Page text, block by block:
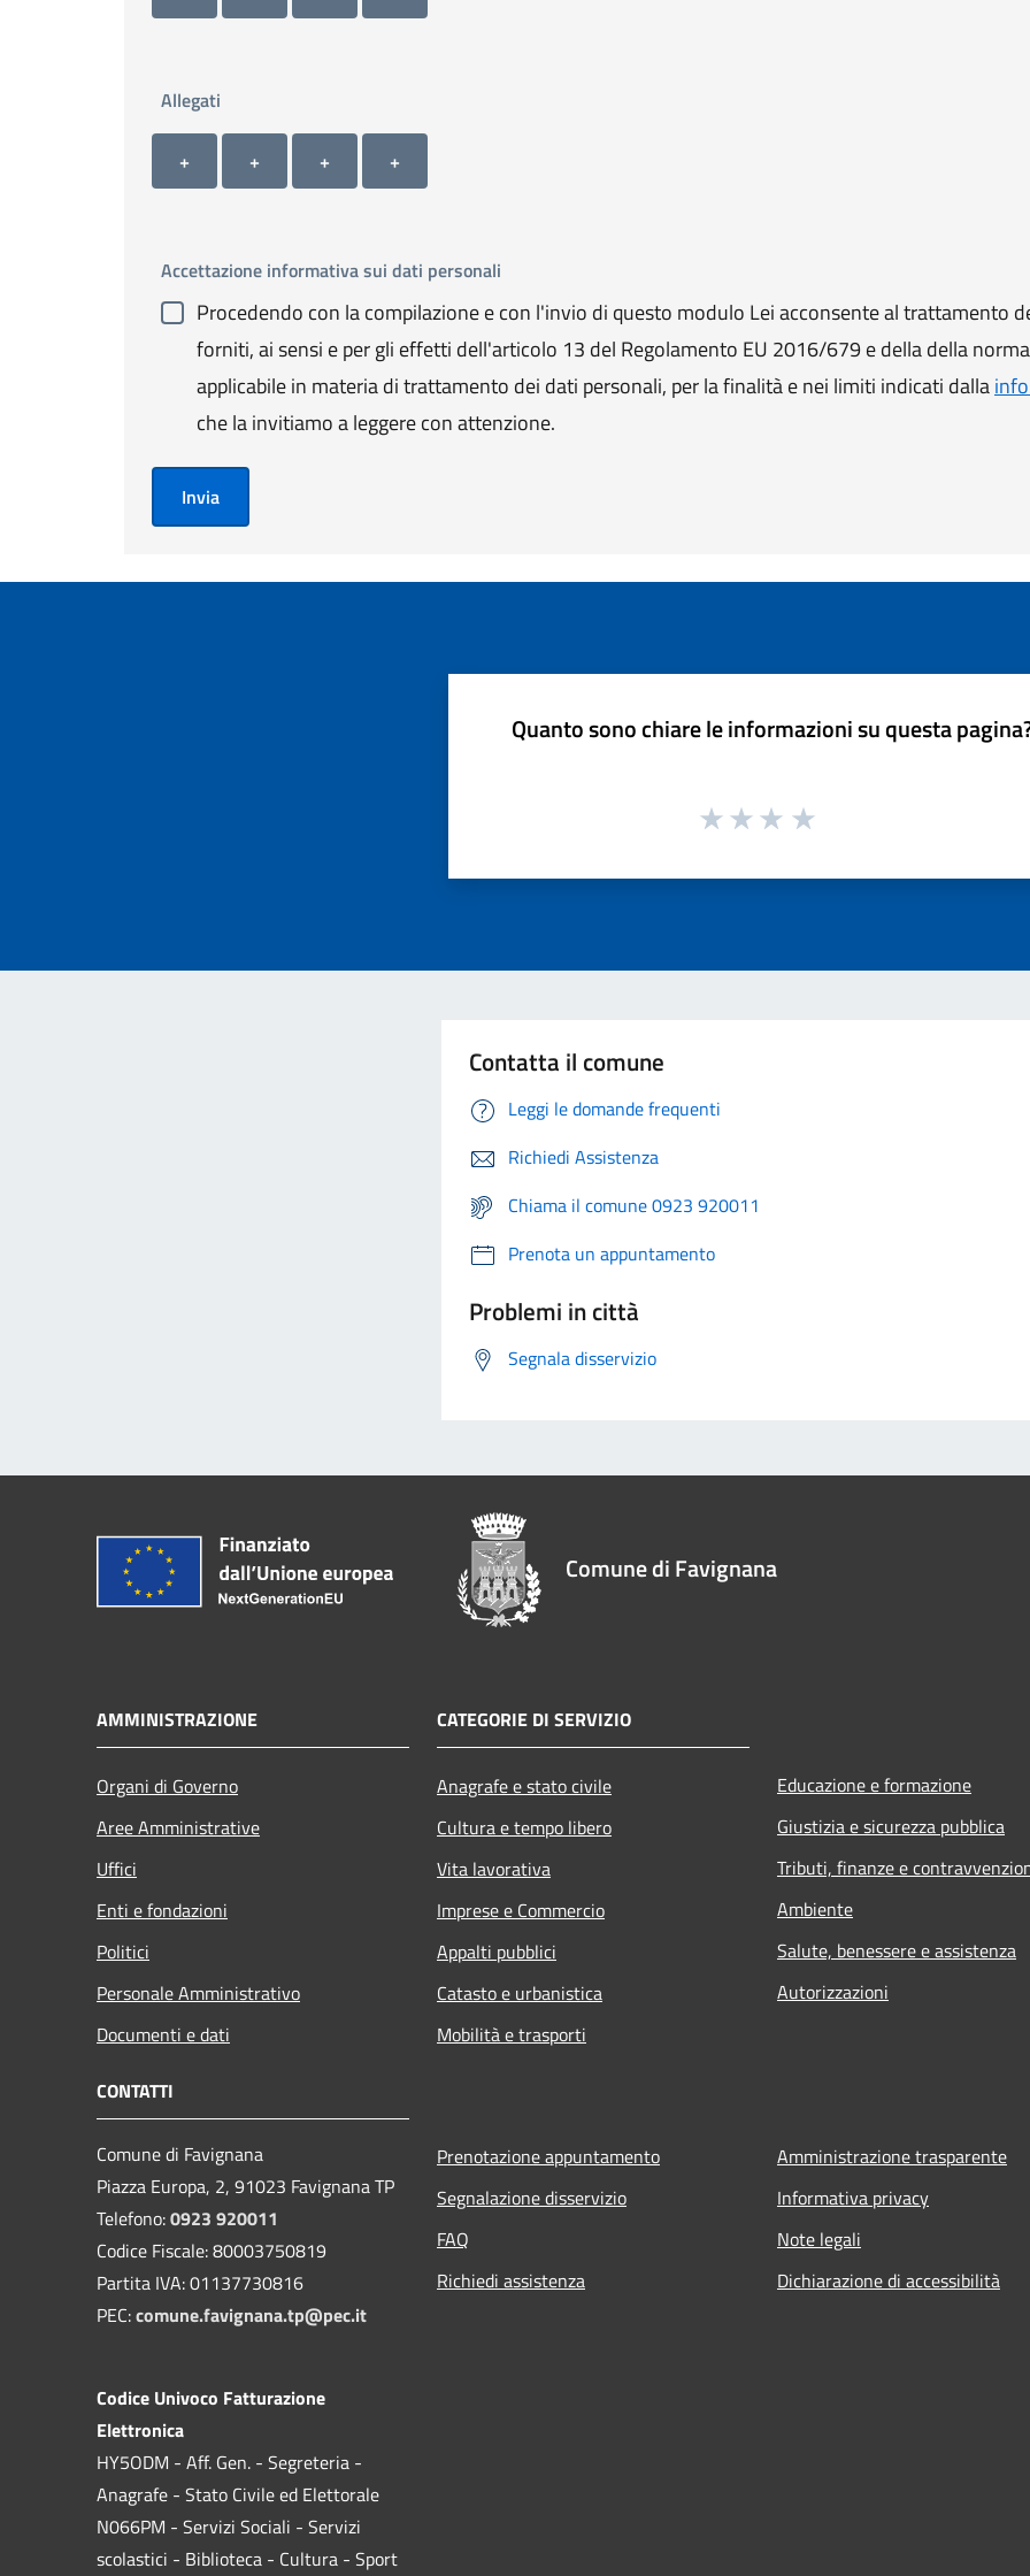
Allegati
Allegato 1
+
Allegato 2
+
Allegato 3
+
Allegato 4
+
Accettazione informativa sui dati personali
Procedendo con la compilazione e con l'invio di questo modulo Lei acconsente al trattamento
forniti, ai sensi e per gli effetti dell'articolo 13 del Regolamento EU 2016/679 e della della
applicabile in materia di trattamento dei dati personali, per la finalità e nei limiti indicati dalla
che la invitiamo a leggere con attenzione.
Invia
Quanto sono chiare le informazioni su questa
Contatta il comune
Leggi le domande frequenti
Richiedi Assistenza
Chiama il comune 0923 920011
Prenota un appuntamento
Problemi in città
Segnala disservizio
Comune di Favignana
AMMINISTRAZIONE
Organi di Governo
Aree Amministrative
Uffici
Enti e fondazioni
Politici
Personale Amministrativo
Documenti e dati
CATEGORIE DI SERVIZIO
Anagrafe e stato civile
Cultura e tempo libero
Vita lavorativa
Imprese e Commercio
Appalti pubblici
Catasto e urbanistica
Mobilità e trasporti
Educazione e formazione
Giustizia e sicurezza pubblica
Tributi, finanze e
Ambiente
Salute, benessere e assistenza
Autorizzazioni
CONTATTI
Comune di Favignana
Piazza Europa, 2, 91023 Favignana TP
Telefono:0923 920011
Codice Fiscale: 80003750819
Partita IVA: 01137730816
PEC:comune.favignana.tp@pec.it
Codice Univoco Fatturazione
Elettronica
HY5ODM - Aff. Gen. - Segreteria -
Anagrafe - Stato Civile ed Elettorale
N066PM - Servizi Sociali - Servizi
scolastici - Biblioteca - Cultura - Sport
Prenotazione appuntamento
Segnalazione disservizio
FAQ
Richiedi assistenza
Amministrazione trasparente
Informativa privacy
Note legali
Dichiarazione di accessibilità